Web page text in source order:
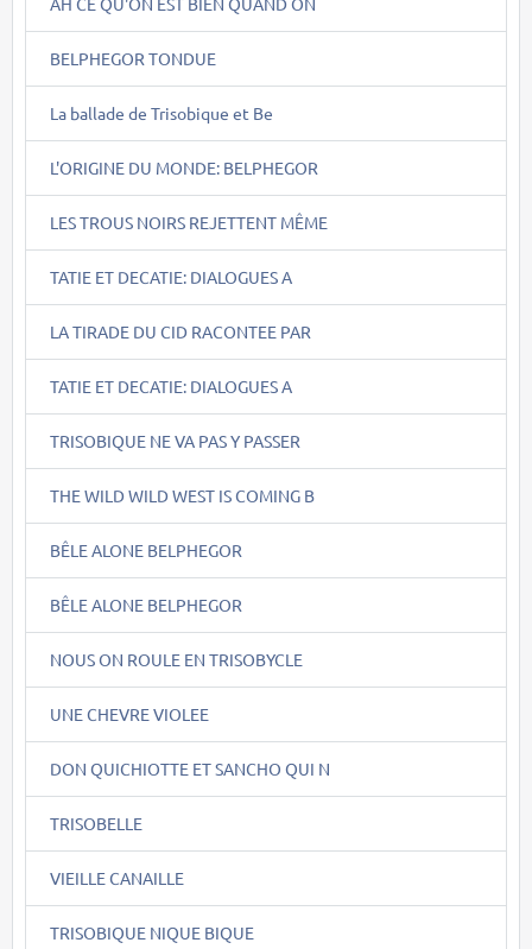
BELPHEGOR TONDUE
La ballade de Trisobique et Be
L'ORIGINE DU MONDE: BELPHEGOR
LES TROUS NOIRS REJETTENT MÊME
TATIE ET DECATIE: DIALOGUES A
LA TIRADE DU CID RACONTEE PAR
TATIE ET DECATIE: DIALOGUES A
TRISOBIQUE NE VA PAS Y PASSER
THE WILD WILD WEST IS COMING B
BÊLE ALONE BELPHEGOR
BÊLE ALONE BELPHEGOR
NOUS ON ROULE EN TRISOBYCLE
UNE CHEVRE VIOLEE
DON QUICHIOTTE ET SANCHO QUI N
TRISOBELLE
VIEILLE CANAILLE
TRISOBIQUE NIQUE BIQUE